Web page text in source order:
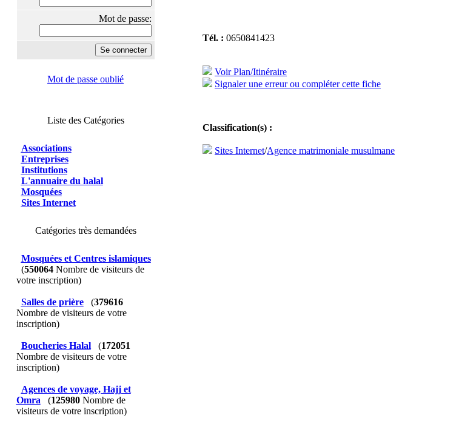
Mot de passe:
Mot de passe oublié
Liste des Catégories
Associations
Entreprises
Institutions
L'annuaire du halal
Mosquées
Sites Internet
Catégories très demandées
Mosquées et Centres islamiques
(550064Nombre de visiteurs de
votre inscription)
Salles de prière (379616
Nombre de visiteurs de votre
inscription)
Boucheries Halal (172051
Nombre de visiteurs de votre
inscription)
Agences de voyage, Hajj et
Omra
(125980Nombre de
visiteurs de votre inscription)
Tél. : 0650841423
Voir Plan/Itinéraire
Signaler une erreur ou compléter cette fiche
Classification(s) :
Sites Internet/Agence matrimoniale musulmane